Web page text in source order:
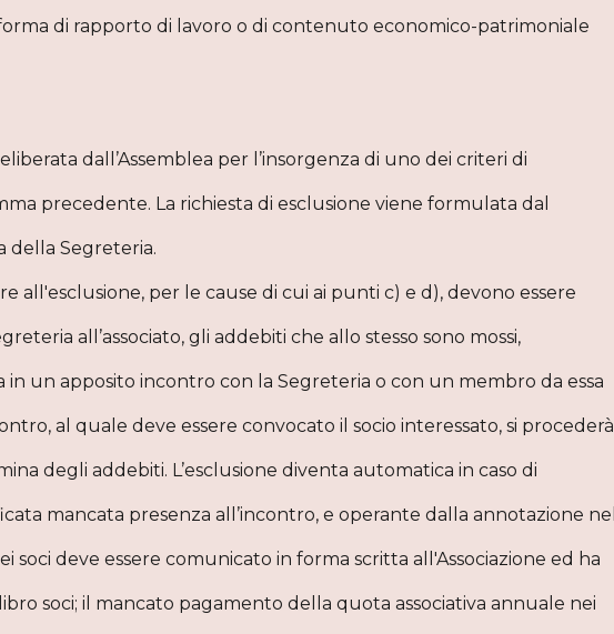
di rapporto di lavoro o di contenuto economico-patrimoniale
dall’Assemblea per l’insorgenza di uno dei criteri di
precedente. La richiesta di esclusione viene formulata dal
della Segreteria.
all'esclusione, per le cause di cui ai punti c) e d), devono essere
all’associato, gli addebiti che allo stesso sono mossi,
un apposito incontro con la Segreteria o con un membro da essa
al quale deve essere convocato il socio interessato, si procederà
degli addebiti. L’esclusione diventa automatica in caso di
mancata presenza all’incontro, e operante dalla annotazione nel
soci deve essere comunicato in forma scritta all'Associazione ed ha
soci; il mancato pagamento della quota associativa annuale nei